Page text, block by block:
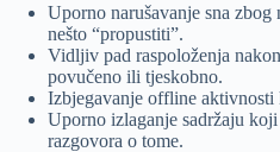
Uporno narušavanje sna
nešto “propustiti”.
Vidljiv pad raspoloženja
povučeno ili tjeskobno.
Izbjegavanje offline aktivnosti
Uporno izlaganje sadržaju
razgovora o tome.